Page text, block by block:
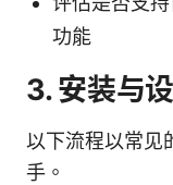
功能
3. 安装与
以下流程以常见
手。